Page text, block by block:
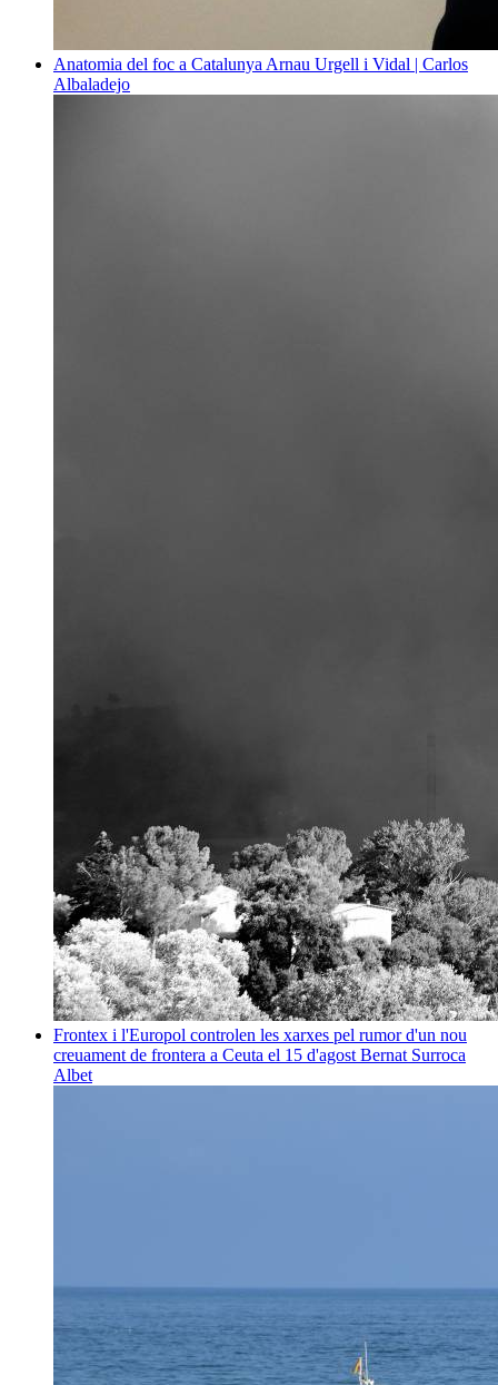
Anatomia del foc a Catalunya Arnau Urgell i Vidal | Carlos
Albaladejo
Frontex i l'Europol controlen les xarxes pel rumor d'un nou
creuament de frontera a Ceuta el 15 d'agost Bernat Surroca
Albet